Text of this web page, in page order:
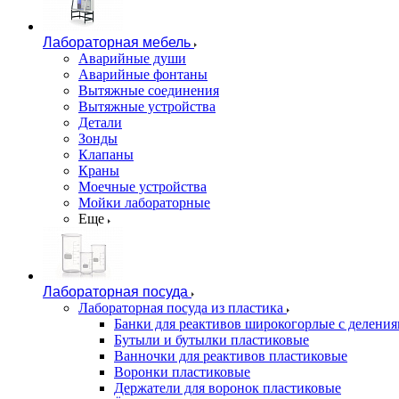
Лабораторная мебель
Аварийные души
Аварийные фонтаны
Вытяжные соединения
Вытяжные устройства
Детали
Зонды
Клапаны
Краны
Моечные устройства
Мойки лабораторные
Еще
Лабораторная посуда
Лабораторная посуда из пластика
Банки для реактивов широкогорлые с
Бутыли и бутылки пластиковые
Ванночки для реактивов пластиковые
Воронки пластиковые
Держатели для воронок пластиковые